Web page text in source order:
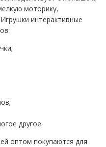
моторику,
интерактивные
другое.
оптом покупаются для